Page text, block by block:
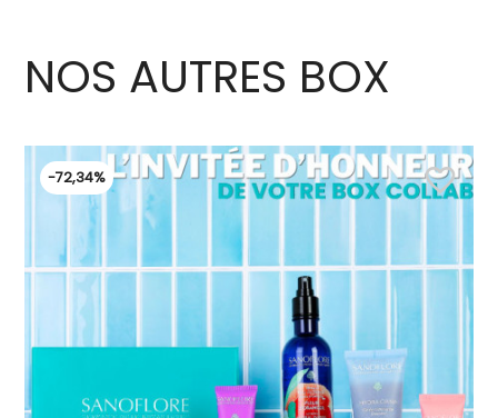
NOS AUTRES BOX
-72,34% favorite_border